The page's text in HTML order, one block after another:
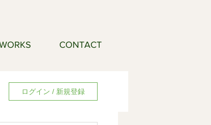
CONTACT
ログイン / 新規登録